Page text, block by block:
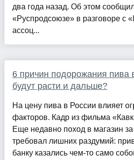
два года назад. Об этом
«Руспродсоюзе» в разговоре с
ассоц...
6 причин подорожания пива
будут расти и дальше?
На цену пива в России влияет
факторов. Кадр из фильма
Еще недавно поход в магазин
требовал лишних раздумий:
банку казались чем-то само